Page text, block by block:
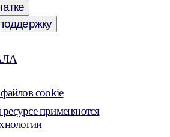
cookie
применяются